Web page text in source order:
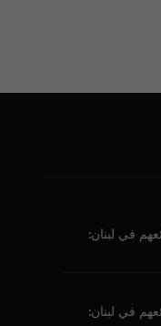
في لبنان:
في لبنان: